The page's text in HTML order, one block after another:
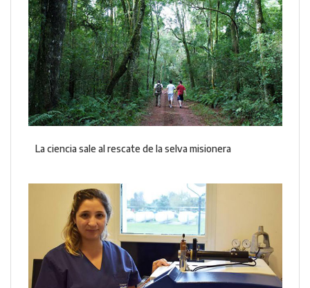
La ciencia sale al rescate de la selva misionera